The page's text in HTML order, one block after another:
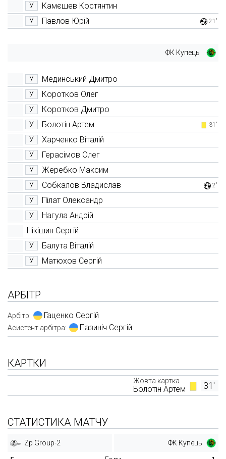
У Камєшев Костянтин
У Павлов Юрій 21'
ФК Купець
У Мединський Дмитро
У Коротков Олег
У Коротков Дмитро
У Болотін Артем 31'
У Харченко Віталій
У Герасімов Олег
У Жеребко Максим
У Собкалов Владислав 2'
У Пілат Олександр
У
Нагула Андрій
Нікішин Сергій
У Балута Віталій
У Матюхов Сергій
АРБІТР
Арбітр: Гаценко Сергій
Асистент арбітра: Пазиніч Сергій
КАРТКИ
31'
Жовта картка
Болотін Артем
СТАТИСТИКА МАТЧУ
Zp Group-2 ФК Купець